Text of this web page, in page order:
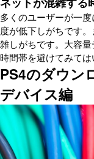
多くのユーザーが一
度が低下しがちです
雑しがちです。大容
時間帯を避けてみては
PS4のダウン
デバイス編